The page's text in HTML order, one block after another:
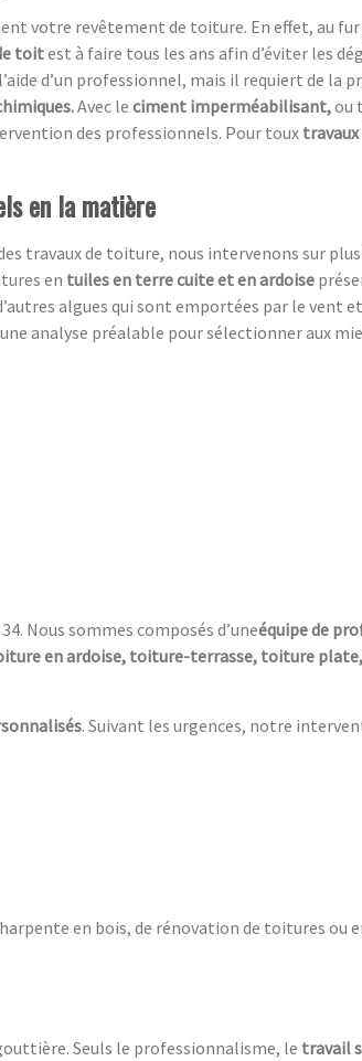
votre revêtement de toiture. En effet, au fur
toitest à faire tous les ans afin d’éviter les
d’un professionnel, mais il requiert de la
Avec le ciment imperméabilisant,ou
des professionnels. Pour toux
en la matière
travaux de toiture, nous intervenons sur
en tuiles en terre cuite et en ardoise
algues qui sont emportées par le vent
analyse préalable pour sélectionner aux
Nous sommes composés d’uneéquipe de
en ardoise, toiture-terrasse, toiture
. Suivant les urgences, notre
en bois, de rénovation de toitures ou
Seuls le professionnalisme, le travail